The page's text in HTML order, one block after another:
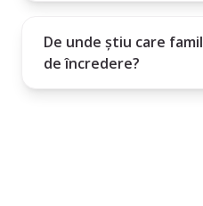
De unde știu care
de încredere?